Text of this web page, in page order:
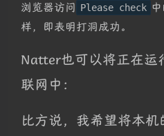
浏览器访问 Please check
样，即表明打洞成功。
Natter也可以将正在运
联网中：
比方说，我希望将本机